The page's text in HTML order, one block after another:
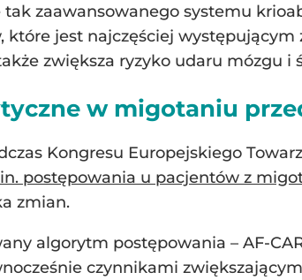
tak zaawansowanego systemu
które jest najczęściej
zwiększa ryzyko udaru mózgu i
w migotaniu
Kongresu Europejskiego
postępowania u pacjentów z
zmian.
algorytm postępowania – AF-
czynnikami